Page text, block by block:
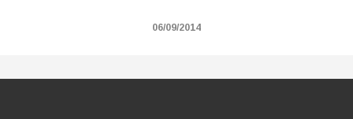
06/09/2014